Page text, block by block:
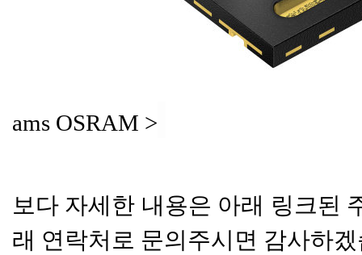
ams OSRAM >
보다 자세한 내용은 아래 링크된
래 연락처로 문의주시면 감사하